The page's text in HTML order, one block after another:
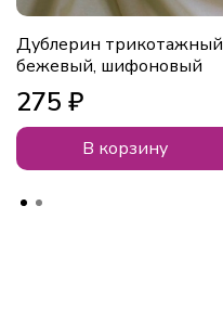
Дублерин трикотажный
бежевый, шифоновый
275 ₽
В корзину